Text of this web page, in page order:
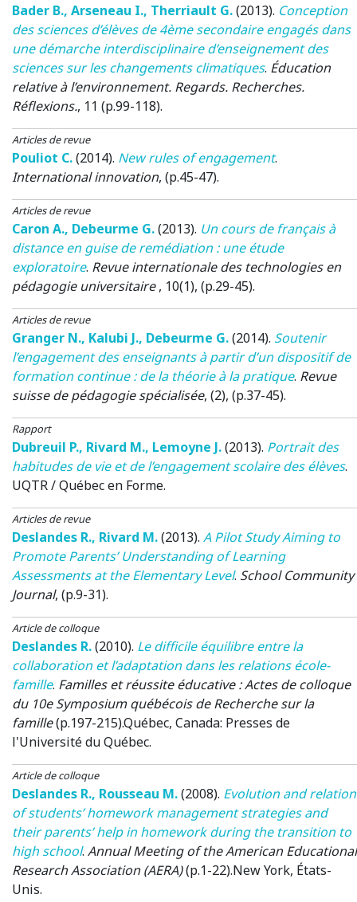
Bader B., Arseneau I., Therriault G.(2013). Conception
des sciences d’élèves de 4ème secondaire engagés dans
une démarche interdisciplinaire d’enseignement des
sciences sur les changements climatiques. Éducation
relative à l’environnement. Regards. Recherches.
Réflexions., 11 (p.99-118).
Articles de revue
Pouliot C.(2014). New rules of engagement.
International innovation, (p.45-47).
Articles de revue
Caron A., Debeurme G.(2013). Un cours de français à
distance en guise de remédiation : une étude
exploratoire. Revue internationale des technologies en
pédagogie universitaire, 10(1), (p.29-45).
Articles de revue
Granger N., Kalubi J., Debeurme G.(2014). Soutenir
l’engagement des enseignants à partir d’un dispositif de
formation continue : de la théorie à la pratique. Revue
suisse de pédagogie spécialisée, (2), (p.37-45).
Rapport
Dubreuil P., Rivard M., Lemoyne J.(2013). Portrait des
habitudes de vie et de l’engagement scolaire des élèves.
UQTR / Québec en Forme.
Articles de revue
Deslandes R., Rivard M.(2013). A Pilot Study Aiming to
Promote Parents’ Understanding of Learning
Assessments at the Elementary Level. School Community
Journal, (p.9-31).
Article de colloque
Deslandes R.(2010). Le difficile équilibre entre la
collaboration et l’adaptation dans les relations école-
famille. Familles et réussite éducative : Actes de colloque
du 10e Symposium québécois de Recherche sur la
famille(p.197-215).Québec, Canada: Presses de
l'Université du Québec.
Article de colloque
Deslandes R., Rousseau M.(2008). Evolution and relation
of students’ homework management strategies and
their parents’ help in homework during the transition to
high school. Annual Meeting of the American Educational
Research Association (AERA)(p.1-22).New York, États-
Unis.